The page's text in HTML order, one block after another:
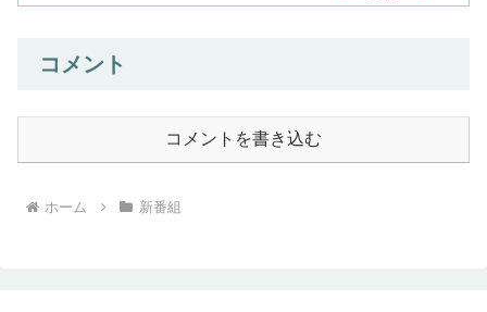
コメント
コメントを書き込む
ホーム 新番組